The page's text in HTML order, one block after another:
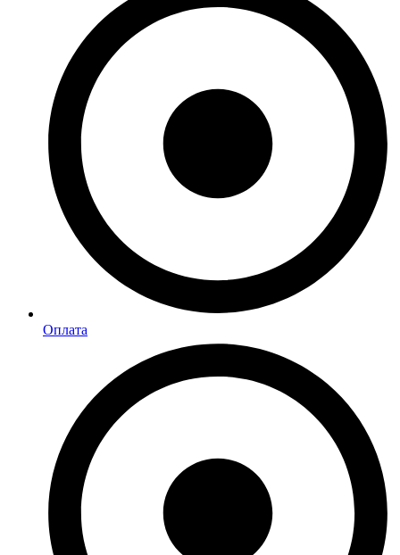
Оплата